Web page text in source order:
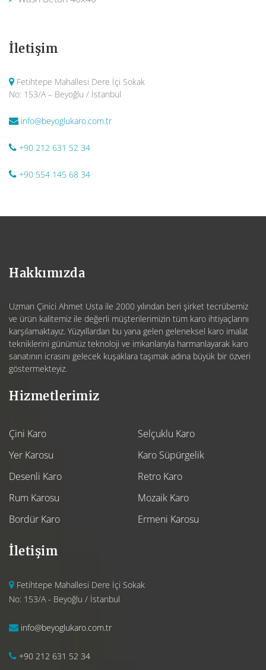
İletişim
Fetihtepe Mahallesi Dere İçi Sokak
No: 153/A – Beyoğlu / İstanbul
info@beyoglukaro.com.tr
+90 212 631 52 34
+90 554 145 68 34
Hakkımızda
Uzman Çinici Ahmet Usta ile 2000 yılından beri şirket tecrübemiz
ve ürün kalitemiz ile değerli müşterilerimizin tüm karo ihtiyaçlarını
karşılamaktayız. Yüzyıllardan bu yana gelen geleneksel karo imalat
tekniklerini günümüz teknoloji ve imkanlarıyla harmanlayarak karo
sanatının icrasını gelecek kuşaklara taşımak adına büyük bir özveri
göstermekteyiz.
Hizmetlerimiz
Çini Karo
Yer Karosu
Desenli Karo
Rum Karosu
Bordür Karo
Selçuklu Karo
Karo Süpürgelik
Retro Karo
Mozaik Karo
Ermeni Karosu
İletişim
Fetihtepe Mahallesi Dere İçi Sokak
No: 153/A - Beyoğlu / İstanbul
info@beyoglukaro.com.tr
+90 212 631 52 34